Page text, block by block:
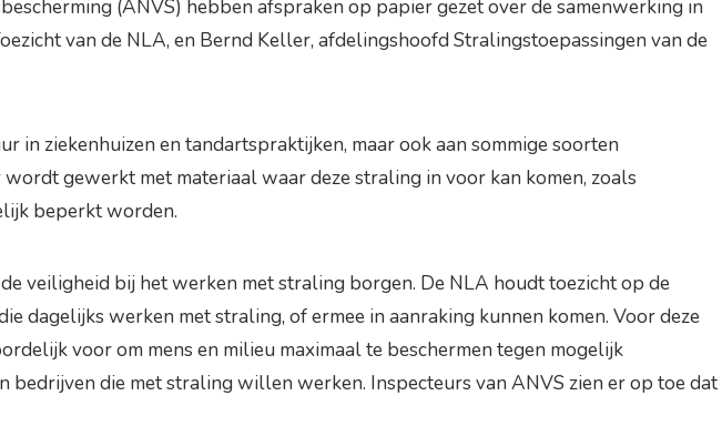
(ANVS) hebben afspraken op papier gezet over de samenwerking in
van de NLA, en Bernd Keller, afdelingshoofd Stralingstoepassingen van de
ziekenhuizen en tandartspraktijken, maar ook aan sommige soorten
gewerkt met materiaal waar deze straling in voor kan komen, zoals
beperkt worden.
veiligheid bij het werken met straling borgen. De NLA houdt toezicht op de
dagelijks werken met straling, of ermee in aanraking kunnen komen. Voor deze
voor om mens en milieu maximaal te beschermen tegen mogelijk
die met straling willen werken. Inspecteurs van ANVS zien er op toe dat